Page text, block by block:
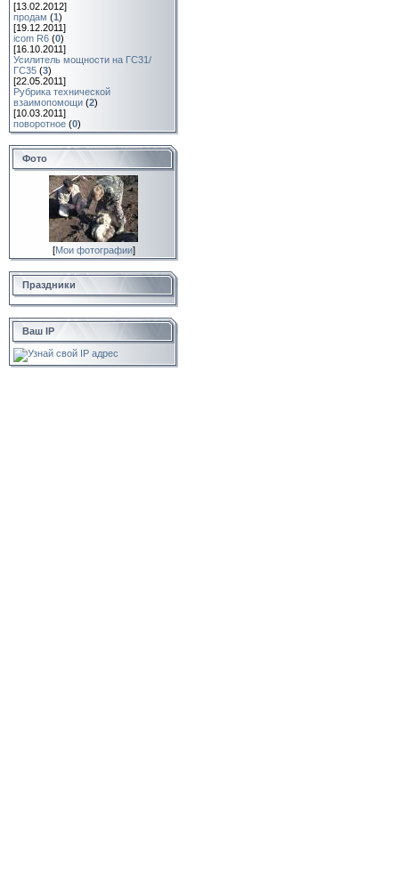
[13.02.2012]
продам (1)
[19.12.2011]
icom R6 (0)
[16.10.2011]
Усилитель мощности на ГС31/
ГС35 (3)
[22.05.2011]
Рубрика технической
взаимопомощи (2)
[10.03.2011]
поворотное (0)
Фото
[Мои фотографии]
Праздники
Ваш IP